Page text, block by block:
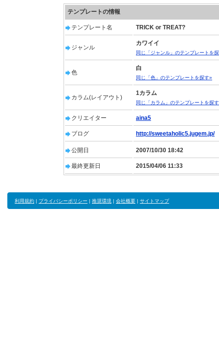
テンプレートの情報
テンプレート名 TRICK or TREAT?
ジャンル
カワイイ
同じ「ジャンル」のテンプレートを
色
白
同じ「色」のテンプレートを探す»
カラム(レイアウト)
1カラム
同じ「カラム」のテンプレートを探
クリエイター aina5
ブログ http://sweetaholic5.jugem.jp/
公開日 2007/10/30 18:42
最終更新日 2015/04/06 11:33
利用規約 | プライバシーポリシー | 推奨環境 | 会社概要 | サイトマップ